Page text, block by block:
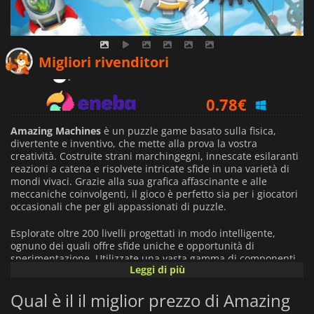
Migliori rivenditori
0.78€
0.97€
Amazing Machines è un puzzle game basato sulla fisica,
divertente e inventivo, che mette alla prova la vostra
creatività. Costruite strani marchingegni, innescate esilaranti
reazioni a catena e risolvete intricate sfide in una varietà di
mondi vivaci. Grazie alla sua grafica affascinante e alle
meccaniche coinvolgenti, il gioco è perfetto sia per i giocatori
occasionali che per gli appassionati di puzzle.
Esplorate oltre 200 livelli progettati in modo intelligente,
ognuno dei quali offre sfide uniche e opportunità di
sperimentazione. Utilizzate una vasta gamma di componenti,
da razzi e nastri trasportatori a macchine del vento e barili
creazioni prendere vita in modi inaspettati.
Leggi di più
Qual è il il miglior prezzo di Amazing